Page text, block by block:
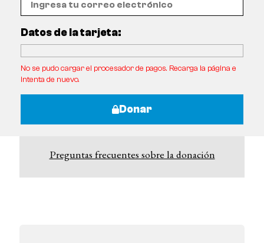
Datos de la tarjeta:
No se pudo cargar el procesador de pagos. Recarga la página e
intenta de nuevo.
Donar
Preguntas frecuentes sobre la donación